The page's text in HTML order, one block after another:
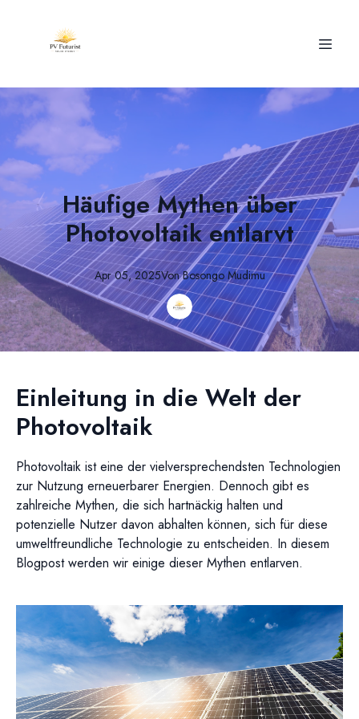
Häufige Mythen über
Photovoltaik entlarvt
Apr 05, 2025Von Bosongo Mudimu
Einleitung in die Welt der
Photovoltaik
Photovoltaik ist eine der vielversprechendsten Technologien
zur Nutzung erneuerbarer Energien. Dennoch gibt es
zahlreiche Mythen, die sich hartnäckig halten und
potenzielle Nutzer davon abhalten können, sich für diese
umweltfreundliche Technologie zu entscheiden. In diesem
Blogpost werden wir einige dieser Mythen entlarven.